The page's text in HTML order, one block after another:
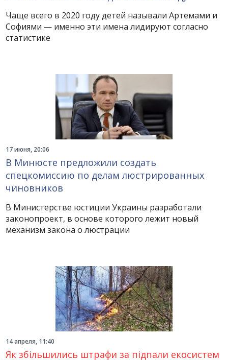
Чаще всего в 2020 году детей называли Артемами и
Софиями — именно эти имена лидируют согласно
статистике
17 июня, 20:06
В Минюсте предложили создать
спецкомиссию по делам люстрированных
чиновников
В Министерстве юстиции Украины разработали
законопроект, в основе которого лежит новый
механизм закона о люстрации
14 апреля, 11:40
Як збільшились штрафи за підпали екосистем